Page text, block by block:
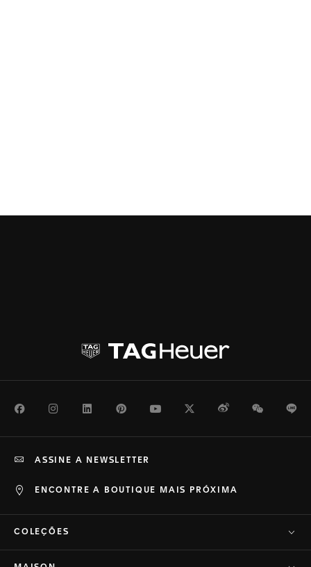
FacebookInstagramLinkedInPinterestYoutubeTwitterWeiboWeChat
ENCONTRE A BOUTIQUE MAIS PRÓXIMA
ASSINE A NEWSLETTER
COLEÇÕES